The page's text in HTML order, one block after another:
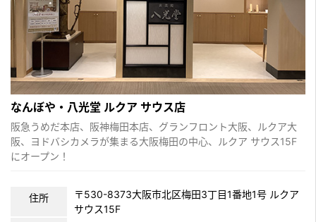
なんぼや・八光堂 ルクア サウス店
阪急うめだ本店、阪神梅田本店、グランフロント大阪、ルクア大
阪、ヨドバシカメラが集まる大阪梅田の中心、ルクア サウス15F
にオープン！
住所
〒530-8373大阪市北区梅田3丁目1番地1号 ルクア
サウス15F